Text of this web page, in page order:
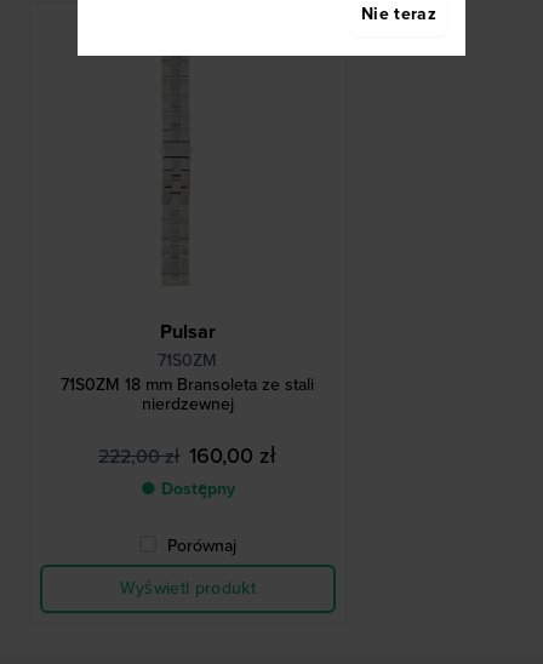
Pulsar
71S0ZM
71S0ZM 18 mm Bransoleta ze stali
nierdzewnej
222,00 zł 160,00 zł
● Dostępny
Porównaj
Wyświetl produkt
Nie teraz